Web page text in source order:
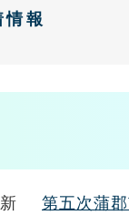
情報
第五次蒲